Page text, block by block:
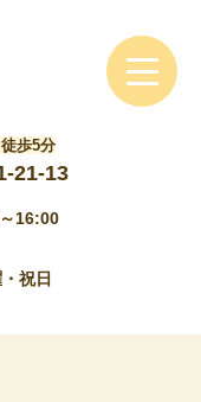
16:00
祝日
歩5分
21-13